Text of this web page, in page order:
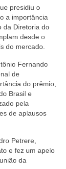
presidiu o
a importância
da Diretoria do
desde o
do mercado.
Fernando
de
do prêmio,
Brasil e
pela
de aplausos
Petrere,
e fez um apelo
da